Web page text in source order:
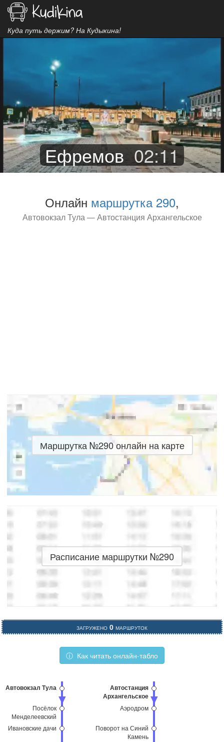
Куда путь держим? На Кудыкина!
Ефремов 02:11
Онлайн маршрутка 290,
Автовокзал Тула — Автостанция Архангельское
Маршрутка №290 онлайн на карте
Расписание маршрутки №290
Загружено 0 маршруток
Автовокзал Тула
Посёлок
Менделеевский
Ивановские дачи
Автостанция
Архангельское
Аэродром
Поворот на Синий
Камень